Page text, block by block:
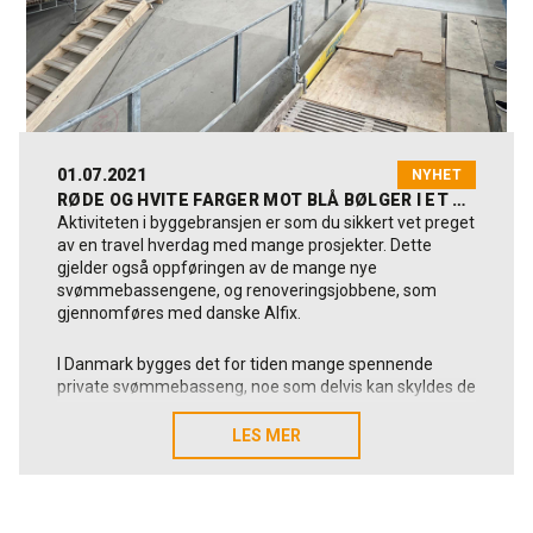
Se fotos fra projektet her!
01.07.2021 NYHET
RØDE OG HVITE FARGER MOT BLÅ BØLGER I ET SVØMMEBASSENG
Aktiviteten i byggebransjen er som du sikkert vet preget
av en travel hverdag med mange prosjekter. Dette
gjelder også oppføringen av de mange nye
svømmebassengene, og renoveringsjobbene, som
gjennomføres med danske Alfix.
I Danmark bygges det for tiden mange spennende
private svømmebasseng, noe som delvis kan skyldes de
begrensede reisemulighetene som vi har hatt, og at
mange dansker har hatt mer penger mellom hendene
takket være ekstra feriepenger, økt verdi på egen bolig
LES MER
LES MER